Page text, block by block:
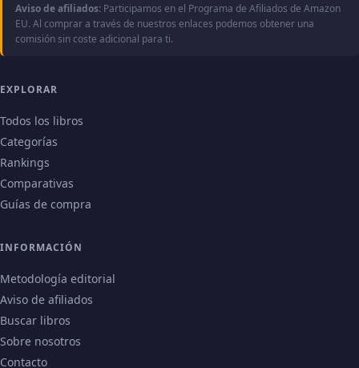
Aviso de afiliados: Participamos en el Programa de Afiliados de Amazon
EU. Al comprar a través de nuestros enlaces podemos obtener una
comisión sin coste adicional para ti.
EXPLORAR
Todos los libros
Categorías
Rankings
Comparativas
Guías de compra
INFORMACIÓN
Metodología editorial
Aviso de afiliados
Buscar libros
Sobre nosotros
Contacto